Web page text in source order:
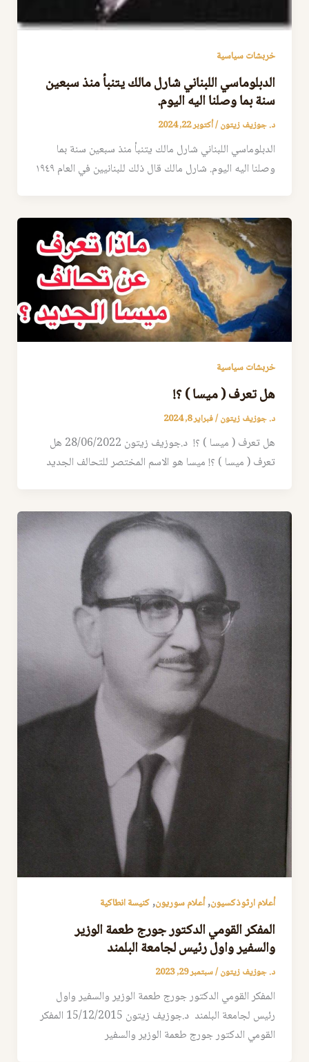
خربشات سياسية
الدبلوماسي اللبناني شارل مالك يتنبأ منذ سبعين
سنة بما وصلنا اليه اليوم.
د. جوزيف زيتون/أكتوبر 22, 2024
الدبلوماسي اللبناني شارل مالك يتنبأ منذ سبعين سنة بما
وصلنا اليه اليوم. شارل مالك قال ذلك للبنانيين في العام ١٩٤٩
خربشات سياسية
هل تعرف ( ميسا ) ؟!
د. جوزيف زيتون/فبراير 8, 2024
هل تعرف ( ميسا ) ؟! د.جوزيف زيتون 28/06/2022 هل
تعرف ( ميسا ) ؟! ميسا هو الاسم المختصر للتحالف الجديد
أعلام ارثوذكسيون,أعلام سوريون,كنيسة انطاكية
المفكر القومي الدكتور جورج طعمة الوزير
والسفير واول رئيس لجامعة البلمند
د. جوزيف زيتون/سبتمبر 29, 2023
المفكر القومي الدكتور جورج طعمة الوزير والسفير واول
رئيس لجامعة البلمند د.جوزيف زيتون 15/12/2015 المفكر
القومي الدكتور جورج طعمة الوزير والسفير